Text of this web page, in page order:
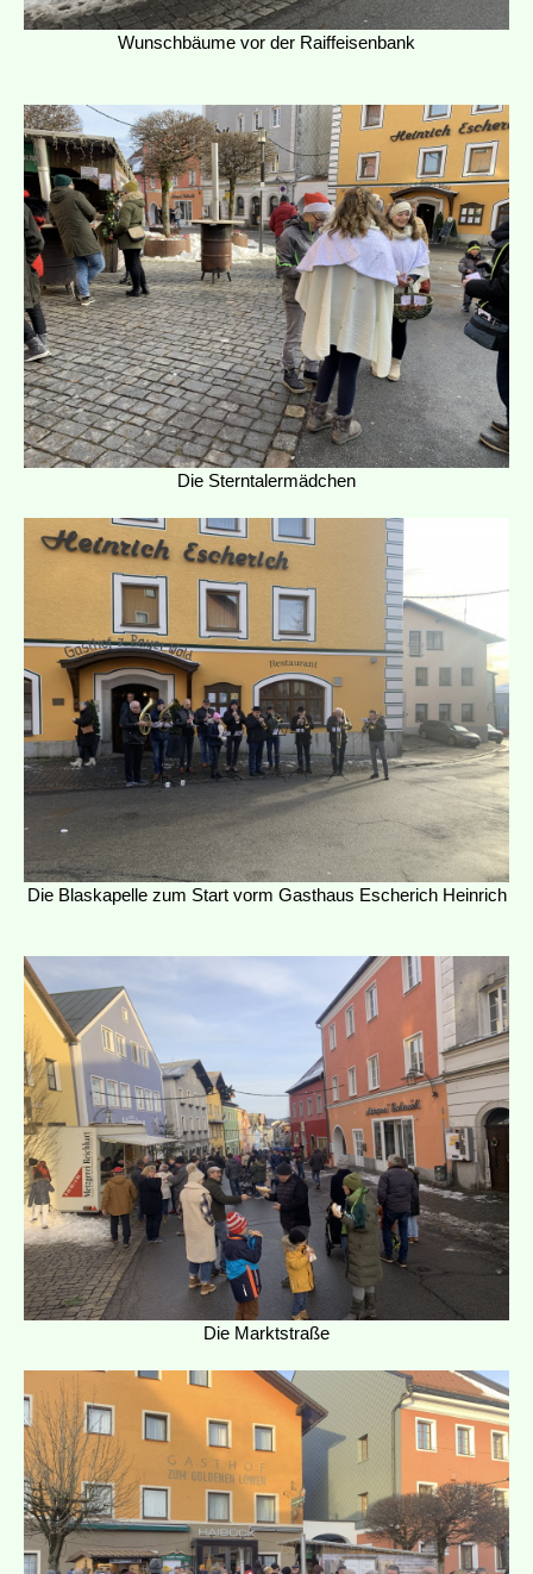
Wunschbäume vor der Raiffeisenbank
Die Sterntalermädchen
Die Blaskapelle zum Start vorm Gasthaus Escherich Heinrich
Die Marktstraße